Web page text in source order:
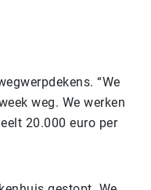
“We
weg. We werken
20.000 euro per